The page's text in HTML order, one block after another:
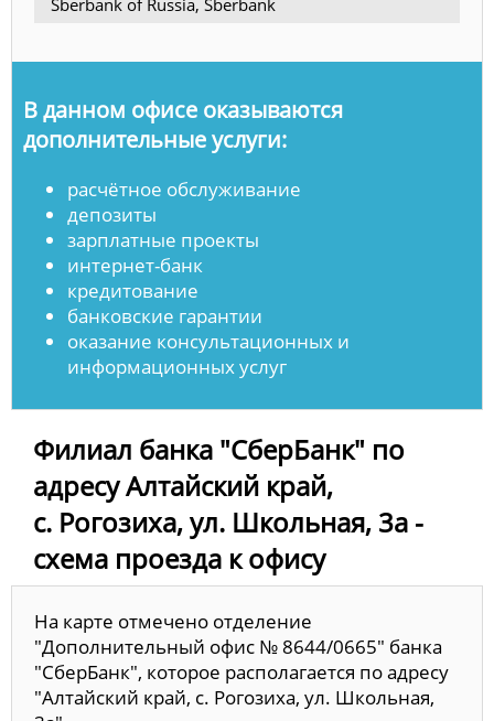
В данном офисе оказываются
дополнительные услуги:
расчётное обслуживание
депозиты
зарплатные проекты
интернет-банк
кредитование
банковские гарантии
оказание консультационных и
информационных услуг
Филиал банка "СберБанк" по
адресу Алтайский край,
с. Рогозиха, ул. Школьная, 3а -
схема проезда к офису
На карте отмечено отделение
"Дополнительный офис № 8644/0665" банка
"СберБанк", которое располагается по адресу
"Алтайский край, с. Рогозиха, ул. Школьная,